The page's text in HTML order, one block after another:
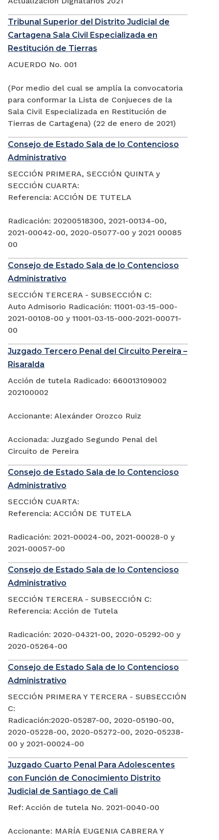
Tribunal Superior del Distrito Judicial de
Cartagena Sala Civil Especializada en
Restitución de Tierras
ACUERDO No. 001
(Por medio del cual se amplía la convocatoria
para conformar la Lista de Conjueces de la
Sala Civil Especializada en Restitución de
Tierras de Cartagena) (22 de enero de 2021)
Consejo de Estado Sala de lo Contencioso
Administrativo
SECCIÓN PRIMERA, SECCIÓN QUINTA y
SECCIÓN CUARTA:
Referencia: ACCIÓN DE TUTELA
Radicación: 20200518300, 2021-00134-00,
2021-00042-00, 2020-05077-00 y 2021 00085
00
Consejo de Estado Sala de lo Contencioso
Administrativo
SECCIÓN TERCERA - SUBSECCIÓN C:
Auto Admisorio Radicación: 11001-03-15-000-
2021-00108-00 y 11001-03-15-000-2021-00071-
00
Juzgado Tercero Penal del Circuito Pereira –
Risaralda
Acción de tutela Radicado: 660013109002
202100002
Accionante: Alexánder Orozco Ruiz
Accionada: Juzgado Segundo Penal del
Circuito de Pereira
Consejo de Estado Sala de lo Contencioso
Administrativo
SECCIÓN CUARTA:
Referencia: ACCIÓN DE TUTELA
Radicación: 2021-00024-00, 2021-00028-0 y
2021-00057-00
Consejo de Estado Sala de lo Contencioso
Administrativo
SECCIÓN TERCERA - SUBSECCIÓN C:
Referencia: Acción de Tutela
Radicación: 2020-04321-00, 2020-05292-00 y
2020-05264-00
Consejo de Estado Sala de lo Contencioso
Administrativo
SECCIÓN PRIMERA Y TERCERA - SUBSECCIÓN
C:
Radicación:2020-05287-00, 2020-05190-00,
2020-05228-00, 2020-05272-00, 2020-05238-
00 y 2021-00024-00
Juzgado Cuarto Penal Para Adolescentes
con Función de Conocimiento Distrito
Judicial de Santiago de Cali
Ref: Acción de tutela No. 2021-0040-00
Accionante: MARÍA EUGENIA CABRERA Y